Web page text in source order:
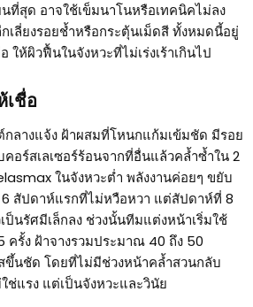
ที่สุด อาจใช้เข็มนาโนหรือเทคนิคไม่ลง
เลี่ยงรอยช้ำหรือกระตุ้นเม็ดสี ทั้งหมดนี้อยู่
ห้ผิวฟื้นในจังหวะที่ไม่เร่งเร้าเกินไป
เชื่อ
กลางแจ้ง ฝ้าผสมที่โหนกแก้มเข้มชัด มีรอย
คอร์สเลเซอร์ร้อนจากที่อื่นแล้วคล้ำซ้ำใน 2
ในจังหวะต่ำ พลังงานค่อยๆ ขยับ
สัปดาห์แรกที่ไม่หวือหวา แต่สัปดาห์ที่ 8
นรัศมีเล็กลง ช่วงนั้นทีมแต่งหน้าเริ่มใช้
ครั้ง ฝ้าจางรวมประมาณ 40 ถึง 50
ขึ้นชัด โดยที่ไม่มีช่วงหน้าคล้ำสวนกลับ
ช่แรง แต่เป็นจังหวะและวินัย